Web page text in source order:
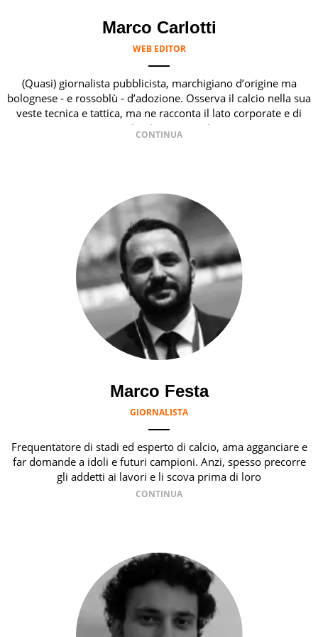
Marco Carlotti
WEB EDITOR
(Quasi) giornalista pubblicista, marchigiano d’origine ma
bolognese - e rossoblù - d’adozione. Osserva il calcio nella sua
veste tecnica e tattica, ma ne racconta il lato corporate e di
comunicazione strategica
Marco Festa
GIORNALISTA
Frequentatore di stadi ed esperto di calcio, ama agganciare e
far domande a idoli e futuri campioni. Anzi, spesso precorre
gli addetti ai lavori e li scova prima di loro